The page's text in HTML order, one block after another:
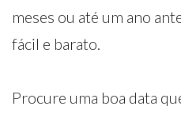
meses ou até um ano
fácil e barato.
Procure uma boa data